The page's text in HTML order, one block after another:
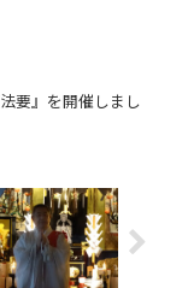
要』を開催しまし